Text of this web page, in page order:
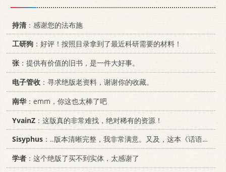
持清：感谢您的法布施
工研狗 ：好评！按照目录拿到了最近科研需要的材料！
张：提供有价值的旧书，是一件大好事。
电子管收 ：寻求绝版老资料，谢谢你的收藏。
南华：emm，你这也太棒了吧
YvainZ ：这版真的非常难找，绝对稀有的资源！
Sisyphus ：..版本清晰完整，我非常满意。又及，这本《话语的真相》...
学者 ：这个绝版了买不到实体，太感谢了